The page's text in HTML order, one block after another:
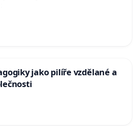
jako pilíře vzdělané a